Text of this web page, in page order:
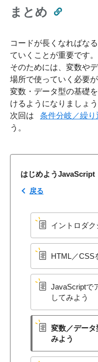
はじめようJavaScript
戻る
イントロダク
HTML／CSS
JavaScriptで​
してみよう
変数／デー
みよう
まとめ
コードが長くなればな
ていくことが重要です。
そのためには、変数や
場所で使っていく必要が
変数・データ型の基礎
けるようになりましょう
次回は
条件分岐／繰り
う。